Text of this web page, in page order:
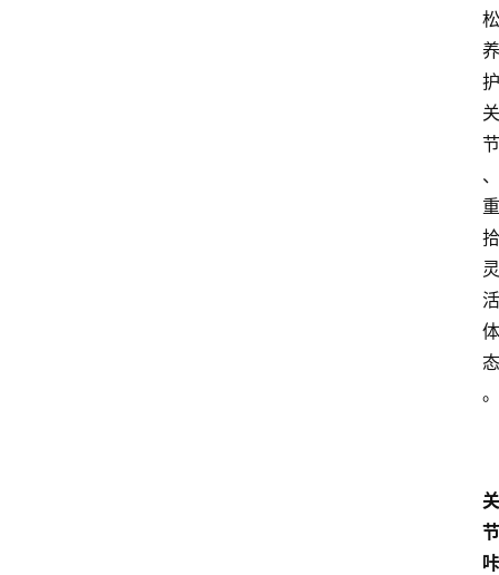
松
养
护
关
节
、
重
拾
灵
活
体
态
。
关
节
咔